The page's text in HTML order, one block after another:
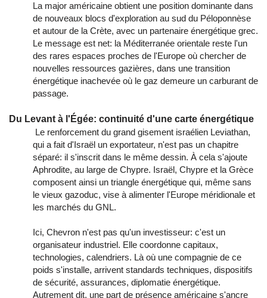
La major américaine obtient une position dominante dans
de nouveaux blocs d'exploration au sud du Péloponnèse
et autour de la Crète, avec un partenaire énergétique grec.
Le message est net: la Méditerranée orientale reste l'un
des rares espaces proches de l'Europe où chercher de
nouvelles ressources gazières, dans une transition
énergétique inachevée où le gaz demeure un carburant de
passage.
Du Levant à l'Égée: continuité d'une carte énergétique
Le renforcement du grand gisement israélien Leviathan,
qui a fait d'Israël un exportateur, n'est pas un chapitre
séparé: il s'inscrit dans le même dessin. À cela s'ajoute
Aphrodite, au large de Chypre. Israël, Chypre et la Grèce
composent ainsi un triangle énergétique qui, même sans
le vieux gazoduc, vise à alimenter l'Europe méridionale et
les marchés du GNL.
Ici, Chevron n'est pas qu'un investisseur: c'est un
organisateur industriel. Elle coordonne capitaux,
technologies, calendriers. Là où une compagnie de ce
poids s'installe, arrivent standards techniques, dispositifs
de sécurité, assurances, diplomatie énergétique.
Autrement dit, une part de présence américaine s'ancre